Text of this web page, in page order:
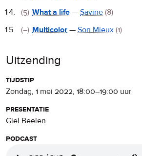
(5) What a life — Savine (8)
(–) Multicolor — Son Mieux (1)
Uitzending
tijdstip
zondag, 1 mei 2022, 18:00–19:00 uur
presentatie
Giel Beelen
podcast